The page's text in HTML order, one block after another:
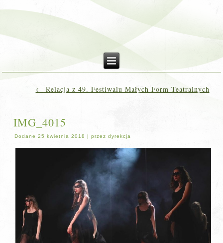
← Relacja z 49. Festiwalu Małych Form Teatralnych
IMG_4015
Dodane 25 kwietnia 2018 |przez dyrekcja